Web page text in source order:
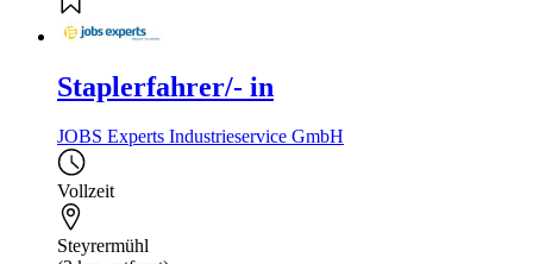
Staplerfahrer/- in
JOBS Experts Industrieservice GmbH
Vollzeit
Steyrermühl